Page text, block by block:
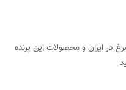
در ایران و محصولات این پرنده